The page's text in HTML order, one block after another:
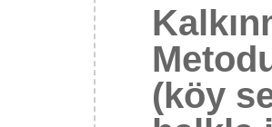
(köy